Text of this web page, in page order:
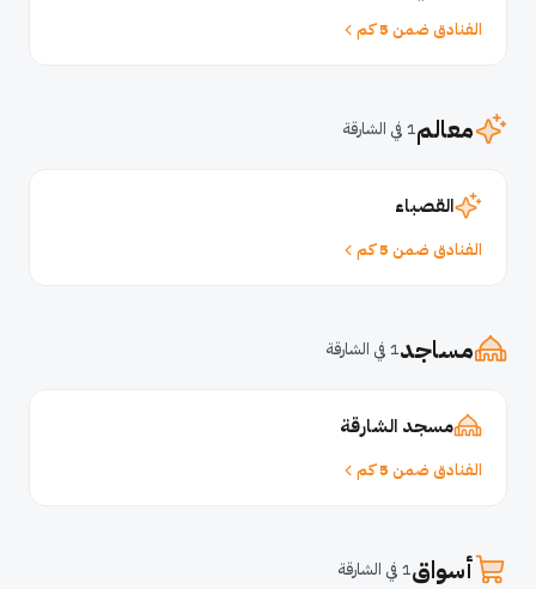
الفنادق ضمن 5 كم
معالم1 في الشارقة
القصباء
الفنادق ضمن 5 كم
مساجد1 في الشارقة
مسجد الشارقة
الفنادق ضمن 5 كم
أسواق1 في الشارقة